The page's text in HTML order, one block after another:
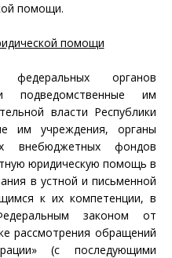
помощи.
помощи
федеральных органов
подведомственные им
власти Республики
им учреждения, органы
внебюджетных фондов
юридическую помощь в
в устной и письменной
к их компетенции, в
законом от
рассмотрения обращений
(с последующими